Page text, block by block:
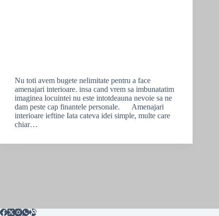
Nu toti avem bugete nelimitate pentru a face
amenajari interioare. insa cand vrem sa imbunatatim
imaginea locuintei nu este intotdeauna nevoie sa ne
dam peste cap finantele personale. Amenajari
interioare ieftine Iata cateva idei simple, multe care
chiar…